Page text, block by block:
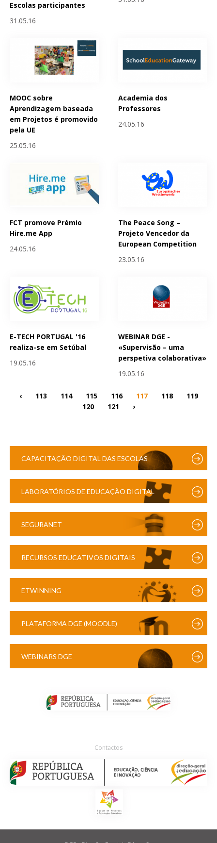
Escolas participantes
31.05.16
MOOC sobre
Aprendizagem baseada
em Projetos é promovido
pela UE
25.05.16
Academia dos
Professores
24.05.16
FCT promove Prémio
Hire.me App
24.05.16
The Peace Song –
Projeto Vencedor da
European Competition
23.05.16
E-TECH PORTUGAL '16
realiza-se em Setúbal
19.05.16
WEBINAR DGE -
«Supervisão – uma
perspetiva colaborativa»
19.05.16
‹ 113 114 115 116 117 118
119
120
121 ›
CAPACITAÇÃO DIGITAL DAS ESCOLAS
LABORATÓRIOS DE EDUCAÇÃO DIGITAL
SEGURANET
RECURSOS EDUCATIVOS DIGITAIS
ETWINNING
PLATAFORMA DGE (MOODLE)
WEBINARS DGE
Contactos